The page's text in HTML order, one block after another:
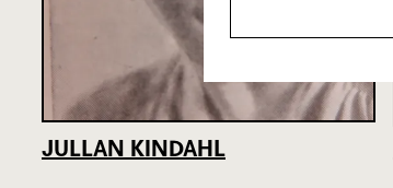
JULLAN KINDAHL